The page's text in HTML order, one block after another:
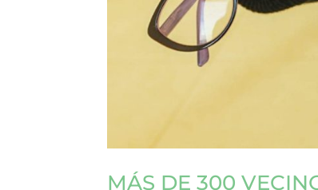
MÁS DE 300